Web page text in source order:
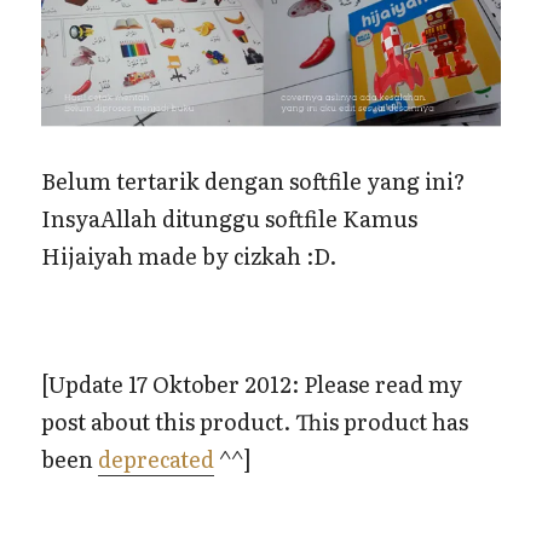
Belum tertarik dengan softfile yang ini?
InsyaAllah ditunggu softfile Kamus
Hijaiyah made by cizkah :D.
[Update 17 Oktober 2012: Please read my
post about this product. This product has
beendeprecated^^]